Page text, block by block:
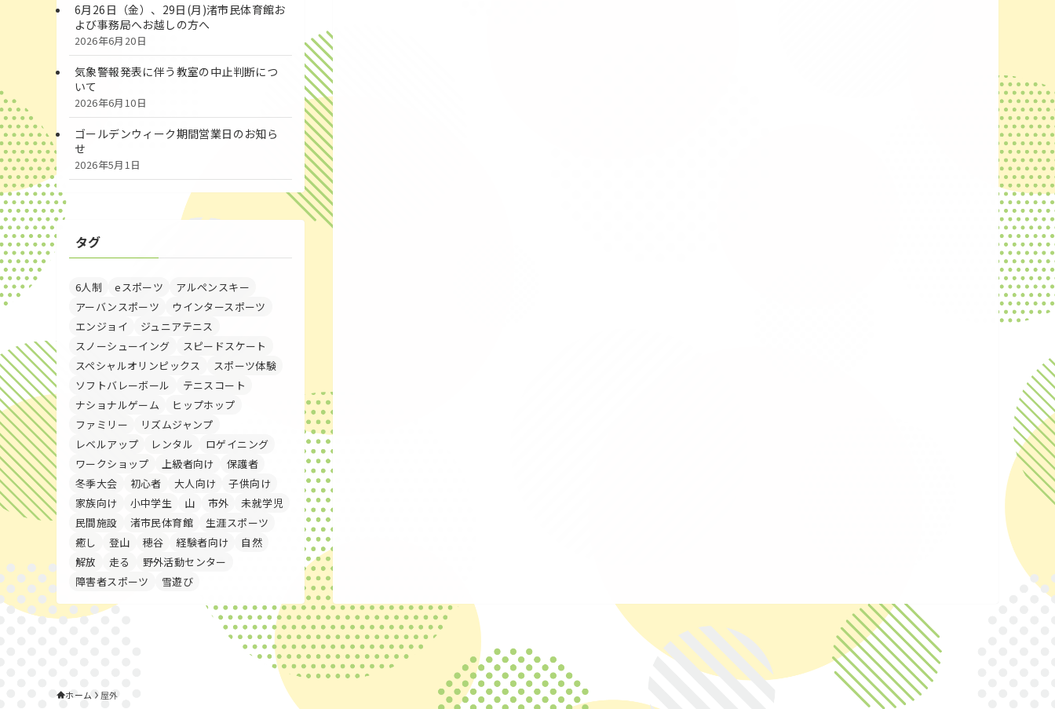
6月26日（金）、29日(月)渚市民体育館お
よび事務局へお越しの方へ
2026年6月20日
気象警報発表に伴う教室の中止判断につ
いて
2026年6月10日
ゴールデンウィーク期間営業日のお知ら
せ
2026年5月1日
タグ
6人制 eスポーツ
アルペンスキー
アーバンスポーツ
ウインタースポーツ
エンジョイ
ジュニアテニス
スノーシューイング
スピードスケート
スペシャルオリンピックス
スポーツ体験
ソフトバレーボール
テニスコート
ナショナルゲーム
ヒップホップ
ファミリー
リズムジャンプ
レベルアップ
レンタル
ロゲイニング
ワークショップ
上級者向け
保護者
冬季大会
初心者 大人向け
子供向け
家族向け
小中学生 山 市外
未就学児
民間施設
渚市民体育館
生涯スポーツ
癒し
登山 穂谷 経験者向け
自然
解放
走る
野外活動センター
障害者スポーツ
雪遊び
ホーム 屋外